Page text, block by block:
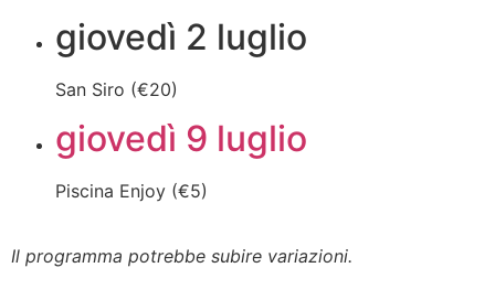
giovedì 2 luglio
San Siro (€20)
giovedì 9 luglio
Piscina Enjoy (€5)
Il programma potrebbe subire variazioni.